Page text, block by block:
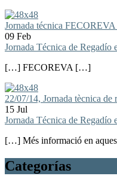
Jornada técnica
09 Feb
Jornada Técnica de Regadío
[…] FECOREVA […]
22/07/14, Jornada tècnica
15 Jul
Jornada Técnica de Regadío
[…] Més informació en
Categorías